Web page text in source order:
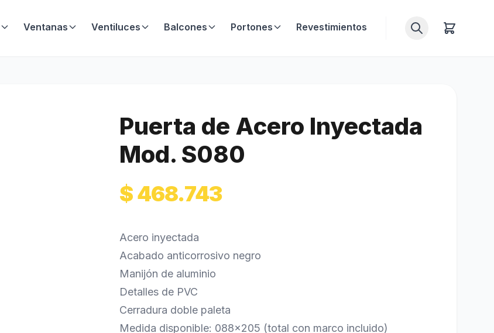
Ventanas Ventiluces Balcones Portones Revestimientos
Puerta de Acero Inyectada
Mod. S080
$468.743
Acero inyectada
Acabado anticorrosivo negro
Manijón de aluminio
Detalles de PVC
Cerradura doble paleta
Medida disponible: 088×205 (total con marco incluido)